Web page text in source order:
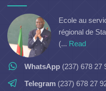
Ecole au
régional de
(... Read
WhatsApp (237) 678 27
Telegram (237) 678 27